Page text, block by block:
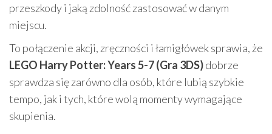
przeszkody i jaką zdolność zastosować w danym
miejscu.
To połączenie akcji, zręczności i łamigłówek sprawia, że
LEGO Harry Potter: Years 5-7 (Gra 3DS)dobrze
sprawdza się zarówno dla osób, które lubią szybkie
tempo, jak i tych, które wolą momenty wymagające
skupienia.